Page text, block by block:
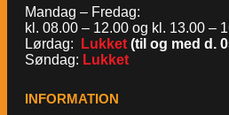
Mandag – Fredag:
kl. 08.00 – 12.00 og kl. 13.00 –
Lørdag:
Lukket (til og med d.
Søndag: Lukket
INFORMATION